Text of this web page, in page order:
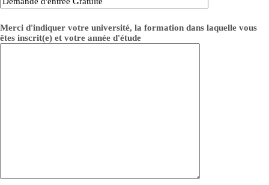
Merci d'indiquer votre université, la formation dans laquelle vous
êtes inscrit(e) et votre année d'étude